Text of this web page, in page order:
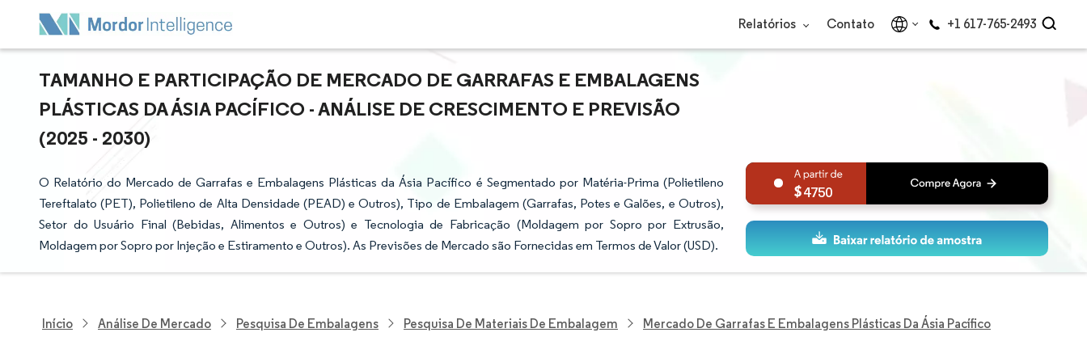
Relatórios Contato +1 617-765-2493
TAMANHO E PARTICIPAÇÃO DE MERCADO DE GARRAFAS E EMBALAGENS
PLÁSTICAS DA ÁSIA PACÍFICO - ANÁLISE DE CRESCIMENTO E PREVISÃO
(2025 - 2030)
O Relatório do Mercado de Garrafas e Embalagens Plásticas da Ásia Pacífico é Segmentado por Matéria-Prima (Polietileno
Tereftalato (PET), Polietileno de Alta Densidade (PEAD) e Outros), Tipo de Embalagem (Garrafas, Potes e Galões, e Outros),
Setor do Usuário Final (Bebidas, Alimentos e Outros) e Tecnologia de Fabricação (Moldagem por Sopro por Extrusão,
Moldagem por Sopro por Injeção e Estiramento e Outros). As Previsões de Mercado são Fornecidas em Termos de Valor (USD).
4750
Início Análise De Mercado Pesquisa De Embalagens Pesquisa De Materiais De Embalagem Mercado De Garrafas E Embalagens Plásticas Da Ásia Pacífico